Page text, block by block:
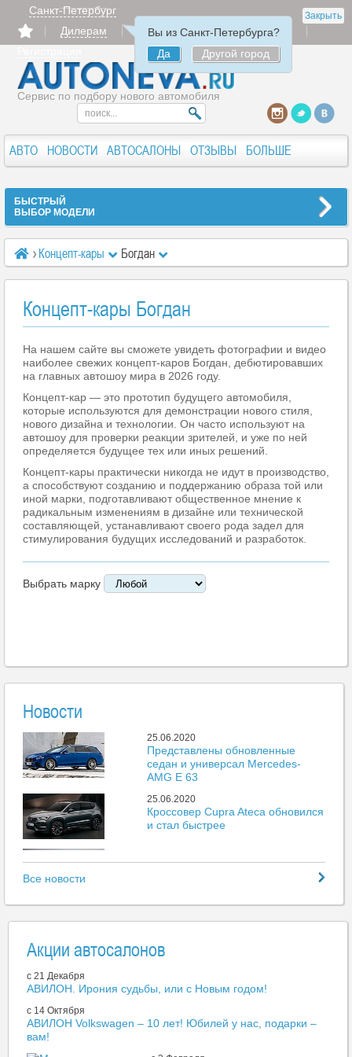
Закрыть
Санкт-Петербург
Вы из Санкт-Петербурга?
Да
Другой город
Дилерам Продать
Авторизация
Сервис по подбору нового автомобиля
АВТО НОВОСТИ АВТОСАЛОНЫ ОТЗЫВЫ БОЛЬШЕ
БЫСТРЫЙ
ВЫБОР МОДЕЛИ
Концепт-кары Богдан
Концепт-кары Богдан
На нашем сайте вы сможете увидеть фотографии и видео
наиболее свежих концепт-каров Богдан, дебютировавших
на главных автошоу мира в 2026 году.
Концепт-кар — это прототип будущего автомобиля,
которые используются для демонстрации нового стиля,
нового дизайна и технологии. Он часто используют на
автошоу для проверки реакции зрителей, и уже по ней
определяется будущее тех или иных решений.
Концепт-кары практически никогда не идут в производство,
а способствуют созданию и поддержанию образа той или
иной марки, подготавливают общественное мнение к
радикальным изменениям в дизайне или технической
составляющей, устанавливают своего рода задел для
стимулирования будущих исследований и разработок.
Выбрать марку
Новости
25.06.2020
Представлены обновленные
седан и универсал Mercedes-
AMG E 63
25.06.2020
Кроссовер Cupra Ateca обновился
и стал быстрее
Mazda представила новый пикап
25.06.2020
Больше 500 тыс. автомобилей
номеров
Porsche 718 получили
атмосферный мотор объемом 4
Все новости
Акции автосалонов
c 21 Декабря
АВИЛОН. Ирония судьбы, или с Новым годом!
c 14 Октября
АВИЛОН Volkswagen – 10 лет! Юбилей у нас, подарки –
вам!